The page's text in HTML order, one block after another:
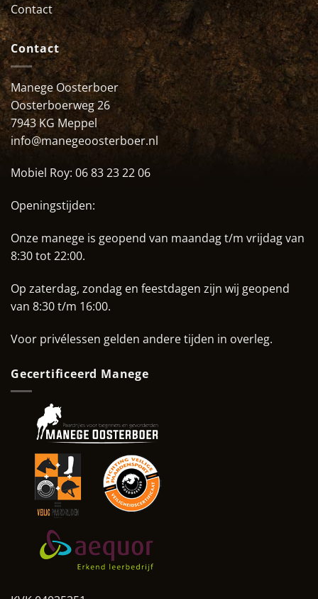
Contact
Contact
Manege Oosterboer
Oosterboerweg 26
7943 KG Meppel
info@manegeoosterboer.nl
Mobiel Roy: 06 83 23 22 06
Openingstijden:
Onze manege is geopend van maandag t/m vrijdag van
8:30 tot 22:00.
Op zaterdag, zondag en feestdagen zijn wij geopend
van 8:30 t/m 16:00.
Voor privélessen gelden andere tijden in overleg.
Gecertificeerd Manege